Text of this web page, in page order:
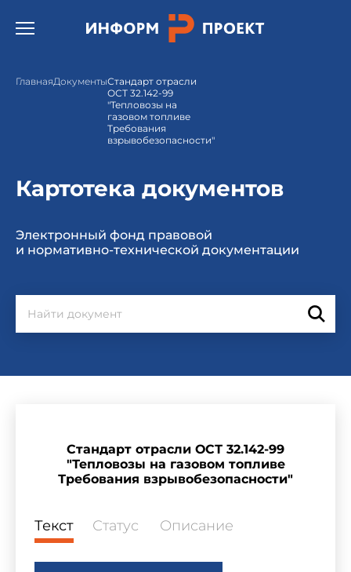
Открыть бургер меню.
ГлавнаяДокументыСтандарт отрасли
ОСТ 32.142-99
"Тепловозы на
газовом топливе
Требования
взрывобезопасности"
Картотека документов
Электронный фонд правовой
и нормативно-технической документации
Стандарт отрасли ОСТ 32.142-99
"Тепловозы на газовом топливе
Требования взрывобезопасности"
Текст Статус Описание